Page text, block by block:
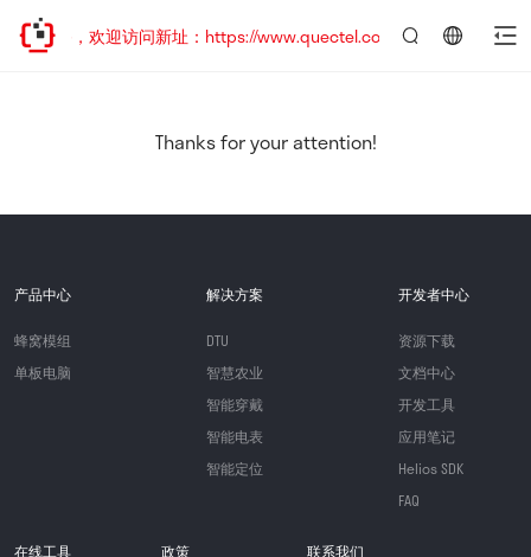
已迁移，欢迎访问新址：https://www.quectel.com.cn
Thanks for your attention!
产品中心
蜂窝模组
单板电脑
解决方案
DTU
智慧农业
智能穿戴
智能电表
智能定位
开发者中心
资源下载
文档中心
开发工具
应用笔记
Helios SDK
FAQ
在线工具 政策 联系我们